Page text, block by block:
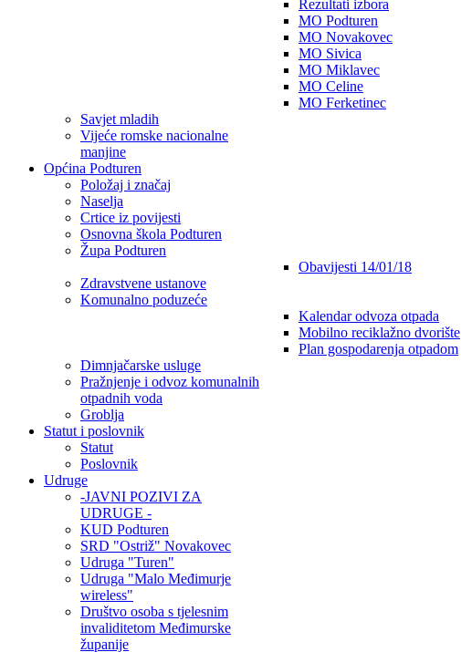
Rezultati izbora
MO Podturen
MO Novakovec
MO Sivica
MO Miklavec
MO Celine
MO Ferketinec
Savjet mladih
Vijeće romske nacionalne
manjine
Općina Podturen
Položaj i značaj
Naselja
Crtice iz povijesti
Osnovna škola Podturen
Župa Podturen
Obavijesti 14/01/18
Zdravstvene ustanove
Komunalno poduzeće
Kalendar odvoza otpada
Mobilno reciklažno dvorište
Plan gospodarenja otpadom
Dimnjačarske usluge
Pražnjenje i odvoz komunalnih
otpadnih voda
Groblja
Statut i poslovnik
Statut
Poslovnik
Udruge
-JAVNI POZIVI ZA
UDRUGE -
KUD Podturen
SRD "Ostriž" Novakovec
Udruga "Turen"
Udruga "Malo Međimurje
wireless"
Društvo osoba s tjelesnim
invaliditetom Međimurske
županije